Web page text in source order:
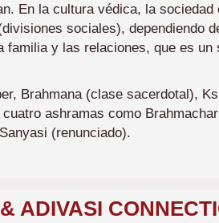
En la cultura védica, la sociedad
sociales), dependiendo
familia y las relaciones, que es
Brahmana (clase sacerdotal),
ashramas como
(renunciado).
ADIVASI